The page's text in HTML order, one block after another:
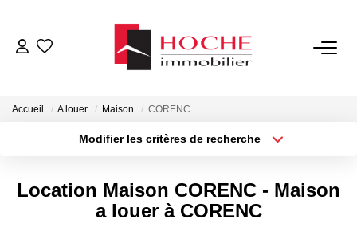
Accueil A louer Maison CORENC
Modifier les critères de recherche
Type de bien
Surface min
Location Maison CORENC - Maison
a louer à CORENC